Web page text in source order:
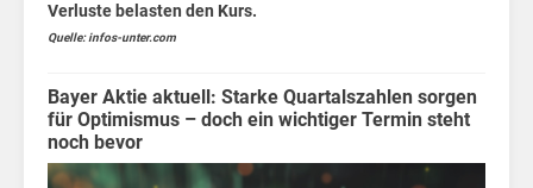
Verluste belasten den Kurs.
Quelle: infos-unter.com
Bayer Aktie aktuell: Starke Quartalszahlen sorgen
für Optimismus – doch ein wichtiger Termin steht
noch bevor